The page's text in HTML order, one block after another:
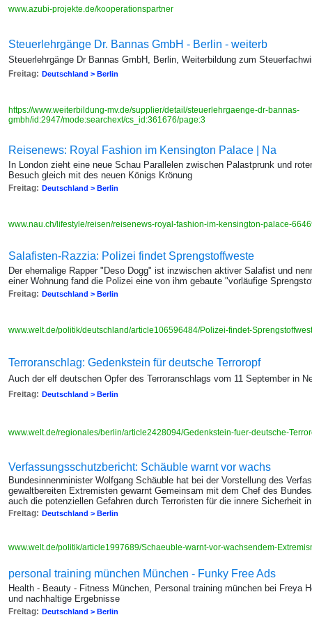
www.azubi-projekte.de/kooperationspartner
Steuerlehrgänge Dr. Bannas GmbH - Berlin - weiterb
Steuerlehrgänge Dr Bannas GmbH, Berlin, Weiterbildung zum
Freitag: Deutschland > Berlin
https://www.weiterbildung-mv.de/supplier/detail/steuerlehrgaenge-dr-bannas-
gmbh/id:2947/mode:searchext/cs_id:361676/page:3
Reisenews: Royal Fashion im Kensington Palace | Na
In London zieht eine neue Schau Parallelen zwischen Palastprunk und
Besuch gleich mit des neuen Königs Krönung
Freitag: Deutschland > Berlin
www.nau.ch/lifestyle/reisen/reisenews-royal-fashion-im-kensington-palace-
Salafisten-Razzia: Polizei findet Sprengstoffweste
Der ehemalige Rapper "Deso Dogg" ist inzwischen aktiver Salafist und
einer Wohnung fand die Polizei eine von ihm gebaute "vorläufige
Freitag: Deutschland > Berlin
www.welt.de/politik/deutschland/article106596484/Polizei-findet-
Terroranschlag: Gedenkstein für deutsche Terroropf
Auch der elf deutschen Opfer des Terroranschlags vom 11 September in
Freitag: Deutschland > Berlin
www.welt.de/regionales/berlin/article2428094/Gedenkstein-fuer-deutsche-
Verfassungsschutzbericht: Schäuble warnt vor wachs
Bundesinnenminister Wolfgang Schäuble hat bei der Vorstellung des
gewaltbereiten Extremisten gewarnt Gemeinsam mit dem Chef des
auch die potenziellen Gefahren durch Terroristen für die innere Sicherheit
Freitag: Deutschland > Berlin
www.welt.de/politik/article1997689/Schaeuble-warnt-vor-wachsendem-
personal training münchen München - Funky Free Ads
Health - Beauty - Fitness München, Personal training münchen bei Freya
und nachhaltige Ergebnisse
Freitag: Deutschland > Berlin